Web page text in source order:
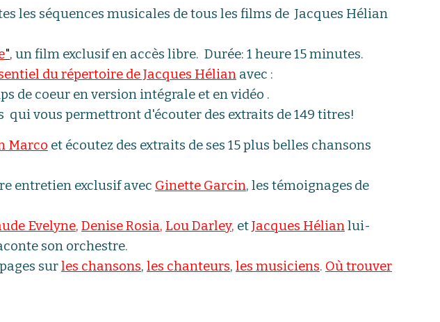
les séquences musicales de tous les films de Jacques Hélian
", un film exclusif en accès libre. Durée: 1 heure 15 minutes.
du répertoire de Jacques Hélianavec :
de coeur en version intégrale et en vidéo .
qui vous permettront d'écouter des extraits de 149 titres!
Marco et écoutez des extraits de ses 15 plus belles chansons
entretien exclusif avec Ginette Garcin, les témoignages de
Evelyne, Denise Rosia, Lou Darley, etJacques Hélianlui-
son orchestre.
surles chansons, les chanteurs, les musiciens. Où trouver